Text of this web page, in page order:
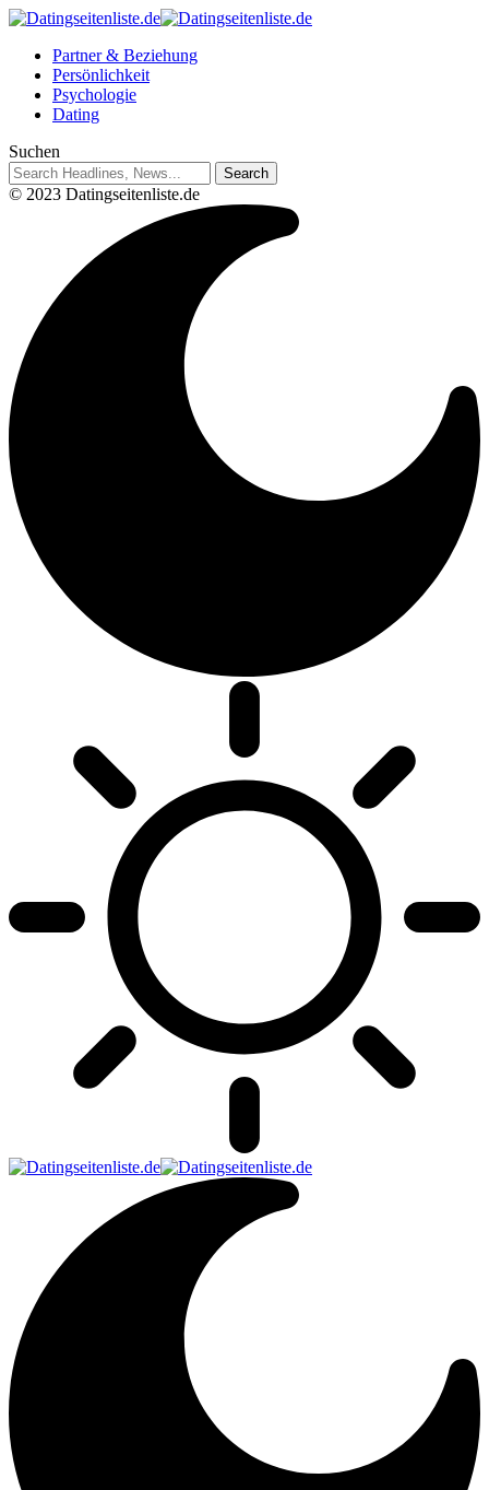
Partner & Beziehung
Persönlichkeit
Psychologie
Dating
Suchen
© 2023 Datingseitenliste.de